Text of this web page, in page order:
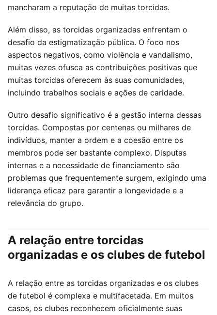
mancharam a reputação de muitas torcidas.
Além disso, as torcidas organizadas enfrentam o
desafio da estigmatização pública. O foco nos
aspectos negativos, como violência e vandalismo,
muitas vezes ofusca as contribuições positivas que
muitas torcidas oferecem às suas comunidades,
incluindo trabalhos sociais e ações de caridade.
Outro desafio significativo é a gestão interna dessas
torcidas. Compostas por centenas ou milhares de
indivíduos, manter a ordem e a coesão entre os
membros pode ser bastante complexo. Disputas
internas e a necessidade de financiamento são
problemas que frequentemente surgem, exigindo uma
liderança eficaz para garantir a longevidade e a
relevância do grupo.
A relação entre torcidas
organizadas e os clubes de futebol
A relação entre as torcidas organizadas e os clubes
de futebol é complexa e multifacetada. Em muitos
casos, os clubes reconhecem oficialmente suas